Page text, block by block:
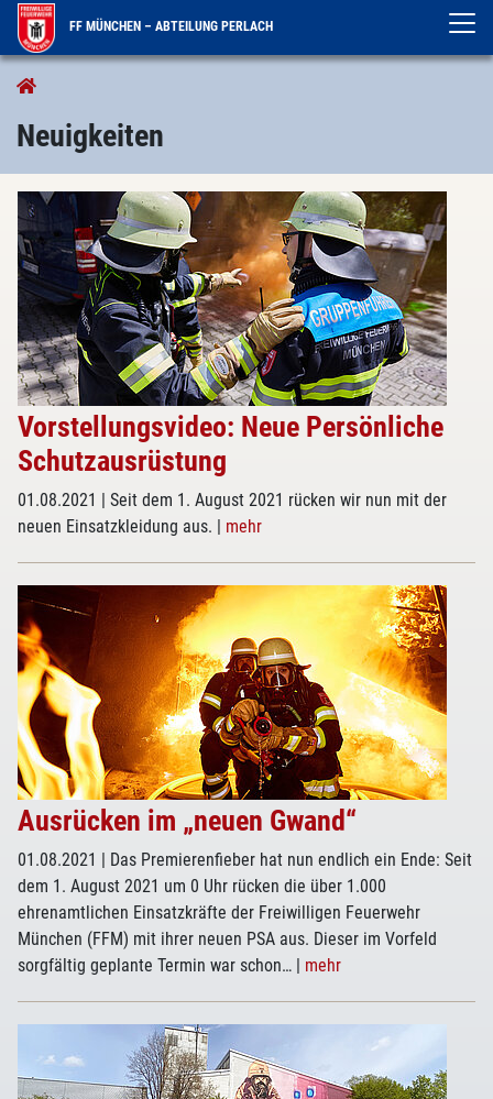
FF MÜNCHEN – ABTEILUNG PERLACH
Neuigkeiten
Vorstellungsvideo: Neue Persönliche
Schutzausrüstung
01.08.2021 | Seit dem 1. August 2021 rücken wir nun mit der
neuen Einsatzkleidung aus. | mehr
Ausrücken im „neuen Gwand“
01.08.2021 | Das Premierenfieber hat nun endlich ein Ende: Seit
dem 1. August 2021 um 0 Uhr rücken die über 1.000
ehrenamtlichen Einsatzkräfte der Freiwilligen Feuerwehr
München (FFM) mit ihrer neuen PSA aus. Dieser im Vorfeld
sorgfältig geplante Termin war schon… | mehr